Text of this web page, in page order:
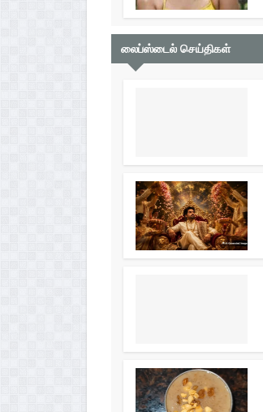
லைப்ஸ்டைல் செய்திகள்